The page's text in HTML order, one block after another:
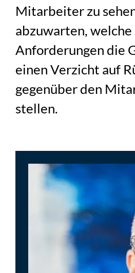
Mitarbeiter zu
abzuwarten, welche
Anforderungen die
einen Verzicht auf
gegenüber den
stellen.